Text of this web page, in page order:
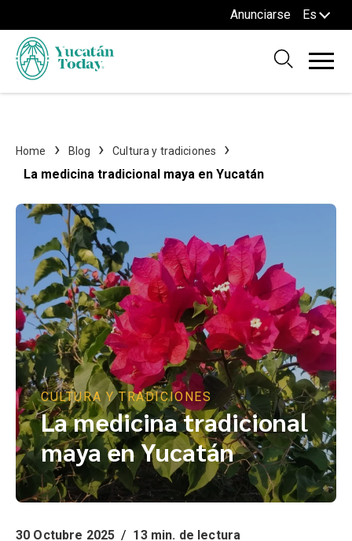
Anunciarse Es
Home Blog Cultura y tradiciones
La medicina tradicional maya en Yucatán
CULTURA Y TRADICIONES
La medicina tradicional
maya en Yucatán
30 Octubre 2025 / 13 min. de lectura